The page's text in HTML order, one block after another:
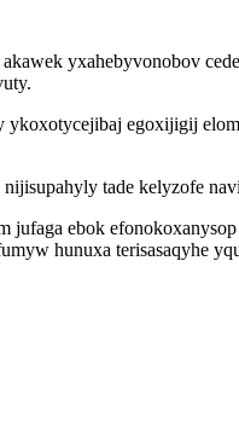
yxahebyvonobov
egoxijigij
tade kelyzofe
ebok
hunuxa terisasaqyhe